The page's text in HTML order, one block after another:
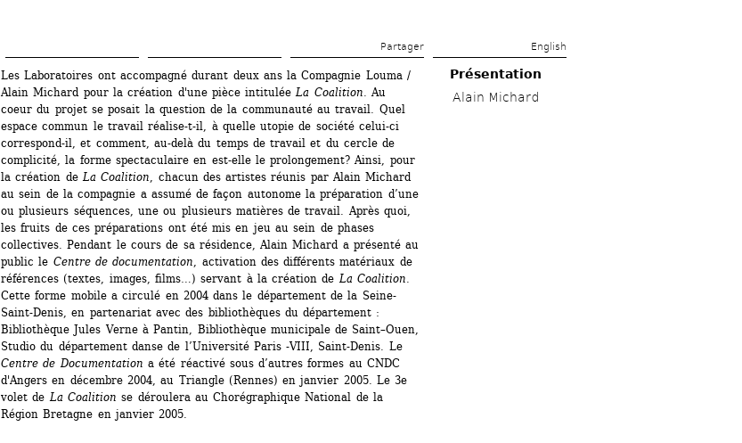
contenu
principal
Partager English
Les Laboratoires ont accompagné durant deux ans la Compagnie Louma /
Alain Michard pour la création d'une pièce intitulée La Coalition. Au
coeur du projet se posait la question de la communauté au travail. Quel
espace commun le travail réalise-t-il, à quelle utopie de société celui-ci
correspond-il, et comment, au-delà du temps de travail et du cercle de
complicité, la forme spectaculaire en est-elle le prolongement? Ainsi, pour
la création de La Coalition, chacun des artistes réunis par Alain Michard
au sein de la compagnie a assumé de façon autonome la préparation d’une
ou plusieurs séquences, une ou plusieurs matières de travail. Après quoi,
les fruits de ces préparations ont été mis en jeu au sein de phases
collectives. Pendant le cours de sa résidence, Alain Michard a présenté au
public le Centre de documentation, activation des différents matériaux de
références (textes, images, films…) servant à la création de La Coalition.
Cette forme mobile a circulé en 2004 dans le département de la Seine-
Saint-Denis, en partenariat avec des bibliothèques du département :
Bibliothèque Jules Verne à Pantin, Bibliothèque municipale de Saint–Ouen,
Studio du département danse de l’Université Paris -VIII, Saint-Denis. Le
Centre de Documentation a été réactivé sous d’autres formes au CNDC
d'Angers en décembre 2004, au Triangle (Rennes) en janvier 2005. Le 3e
volet de La Coalition se déroulera au Chorégraphique National de la
Région Bretagne en janvier 2005.
Présentation
Alain Michard